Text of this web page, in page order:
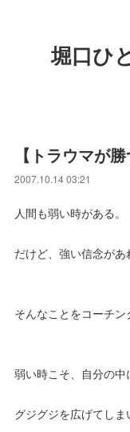
堀口ひ
【トラウマが
2007.10.14 03:21
人間も弱い時がある。
だけど、強い信念があ
そんなことをコーチン
弱い時こそ、自分の中
グジグジを広げてしま